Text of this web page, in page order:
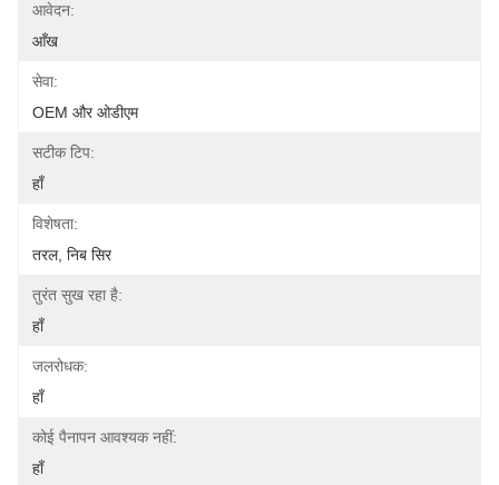
आवेदन:
आँख
सेवा:
OEM और ओडीएम
सटीक टिप:
हाँ
विशेषता:
तरल, निब सिर
तुरंत सुख रहा है:
हाँ
जलरोधक:
हाँ
कोई पैनापन आवश्यक नहीं:
हाँ